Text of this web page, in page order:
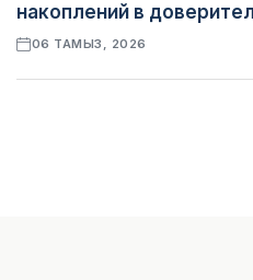
накоплений в
06 ТАМЫЗ, 2026